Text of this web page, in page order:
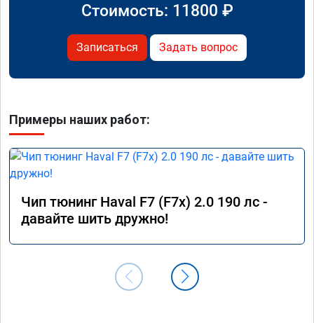
Стоимость: 11800 ₽
Записаться Задать вопрос
Примеры наших работ:
Чип тюнинг Haval F7 (F7x) 2.0 190 лс -
давайте шить дружно!